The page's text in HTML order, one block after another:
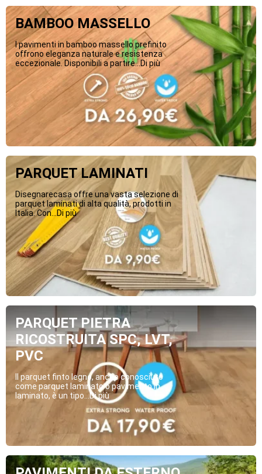
BAMBOO MASSELLO
I pavimenti in bamboo massello prefinito
offrono eleganza naturale e resistenza
eccezionale. Disponibili a partire...Di più
PARQUET LAMINATI
Disegnarecasa offre una vasta selezione di
parquet laminati di alta qualità, prodotti in
Italia. Con...Di più
PARQUET PIETRA
RICOSTRUITA SPC, LVT,
PVC
Il parquet finto legno, anche conosciuto
come parquet laminato o pavimento in
laminato, è un tipo...Di più